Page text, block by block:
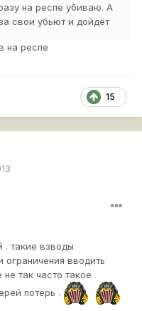
на респе убиваю. А
свои убьют и дойдёт
на респе
15
. такие взводы
ограничения вводить
так часто такое
потерь .